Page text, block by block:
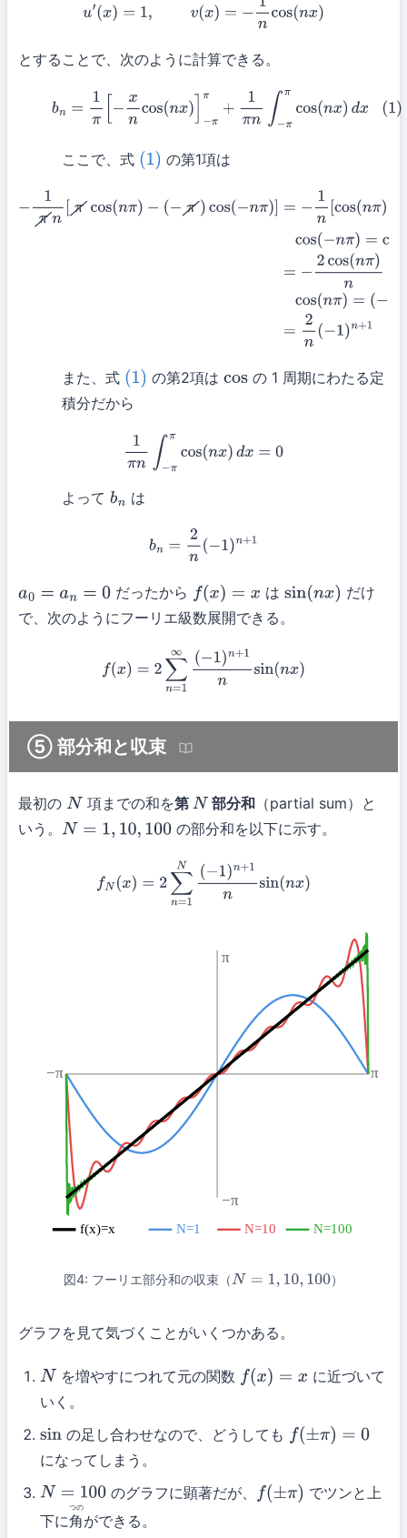
とすることで、次のように計算できる。
bn [− xncos( nx ]− π+ πn ππ cos(nx) dx
ここで、式 (1) の第1項は
1 [πcos(nπ
−
−π) cos =cos
n(−1) +1
また、式 (1) の第2項はcosの 1 周期にわたる定
積分だから
1 n∫ πcos( nx) dx=
よって bn は
bn= 2n (− )n+1
a0 =a n=0 だったから f(x)= x はsin(nx)
だけ
で、次のようにフーリエ級数展開できる。
x ∑ n=1∞(−1)n+ 1 n sin nx
⑤ 部分和と収束
最初の N 項までの和を第 N 部分和 （partial sum）と
いう。 N= 1,10,100 の部分和を以下に示す。
N (x n=1N ( −1)n+1nsin x
−π π
π
−π
f(x)=x N=1 N=10 N=100
図4: フーリエ部分和の収束（N= 1,10,100 ）
グラフを見て気づくことがいくつかある。
N を増やすにつれて元の関数 f(x)= x
に近づいて
いく。
sin の足し合わせなので、どうしても f(±π)=0
になってしまう。
N= 100 のグラフに顕著だが、 f(±π)
でツンと上
下に角
つの
ができる。